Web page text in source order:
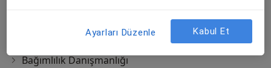
Bayley III Gelişim Testi
Bağımlılık Danışmanlığı
Ayarları Düzenle Kabul Et